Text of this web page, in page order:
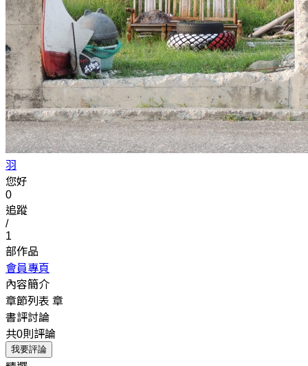
羽
您好
0
追蹤
/
1
部作品
會員專頁
內容簡介
章節列表 章
書評討論
共0則評論
我要評論